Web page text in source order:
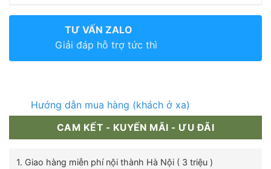
TƯ VẤN ZALO
Giải đáp hỗ trợ tức thì
Hướng dẫn mua hàng (khách ở xa)
CAM KẾT - KUYẾN MÃI - ƯU ĐÃI
1. Giao hàng miễn phí nội thành Hà Nội ( 3 triệu )